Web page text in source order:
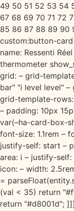
49 50 51 52 53 54
67 68 69 70 71 72
85 86 87 88 89 90
custom:button-
name: Ressenti
thermometer
grid: – grid-
bar" "i level level"
grid-template-
– padding: 10px
var(–ha-card-box-
font-size: 1.1rem –
justify-self: start –
area: i – justify-
icon: – width:
=
(val < 35) return
return "#d8001d";